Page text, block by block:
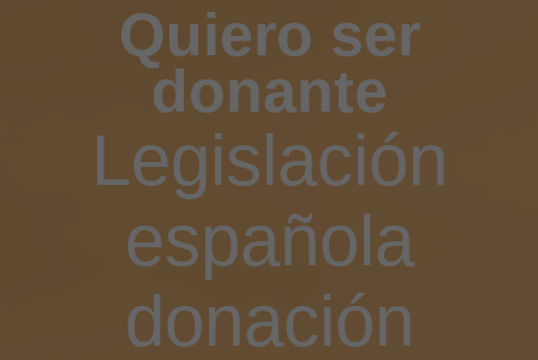
Quiero ser
donante
Legislación
española
donación